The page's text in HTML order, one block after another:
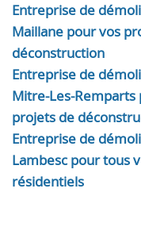
Entreprise de
Maillane pour vos
déconstruction
Entreprise de
Mitre-Les-Remparts
projets de
Entreprise de
Lambesc pour tous
résidentiels